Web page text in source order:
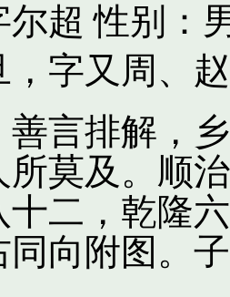
尔超 性别：
，字又周 、
善言排解，
所莫及。顺
十二，乾隆
同向附图。